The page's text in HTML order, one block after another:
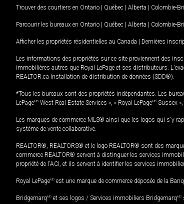
Trouver des courtiers en Ontario | Québec | Alberta | Colombie-
Parcourir les bureaux en Ontario | Québec | Alberta | Colombie-
Afficher les propriétés résidentielles au Canada | Dernières
Les informations des propriétés sur ce site proviennent des
immobilières autres que Royal LePage et ses distributeurs.
REALTOR.ca Installation de distribution de données (SDD®).
*Tous les bureaux sont des propriétés indépendantes. Les
LePageMD West Real Estate Services », « Royal LePageMD Sussex
Les marques de commerce MLS® ainsi que les logos qui s'y
système de vente collaborative.
REALTOR®, REALTORS® et le logo REALTOR® sont des
commerce REALTOR® servent à distinguer les services
propriété de l'ACI, et ils servent à identifier les services
Royal LePageMD est une marque de commerce déposée de la
BridgemarqMD et ses logos / Services immobiliers BridgemarqMD